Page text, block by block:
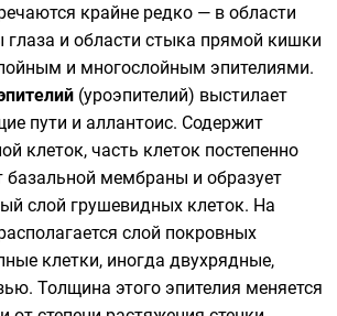
крайне редко — в области
и области стыка прямой кишки
и многослойным эпителиями.
(уроэпителий) выстилает
пути и аллантоис. Содержит
клеток, часть клеток постепенно
базальной мембраны и образует
слой грушевидных клеток. На
слой покровных
клетки, иногда двухрядные,
Толщина этого эпителия меняется